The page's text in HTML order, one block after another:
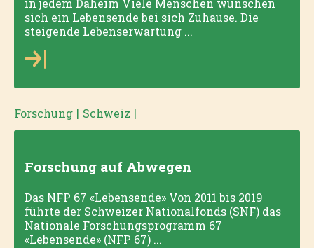
in jedem Daheim Viele Menschen wünschen
sich ein Lebensende bei sich Zuhause. Die
steigende Lebenserwartung ...
Forschung | Schweiz |
Forschung auf Abwegen
Das NFP 67 «Lebensende» Von 2011 bis 2019
führte der Schweizer Nationalfonds (SNF) das
Nationale Forschungsprogramm 67
«Lebensende» (NFP 67) ...